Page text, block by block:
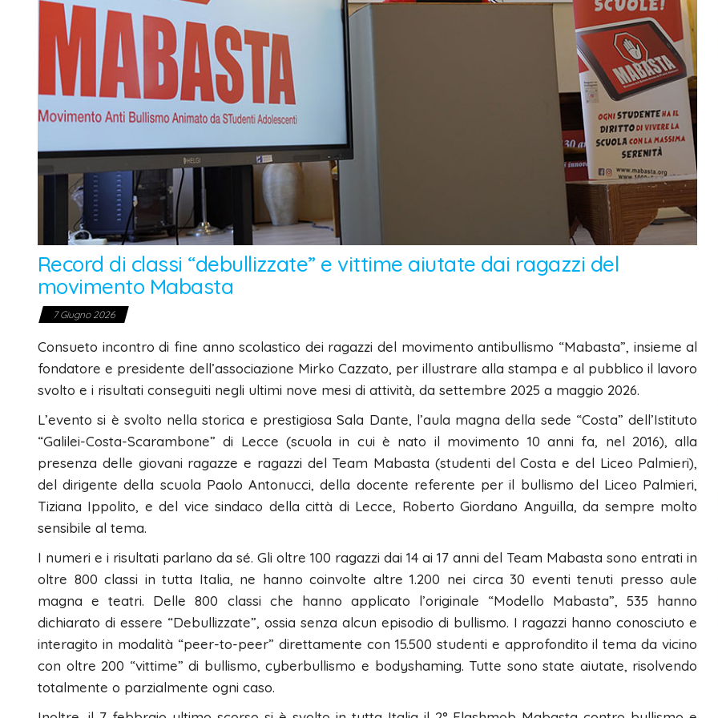
Record di classi “debullizzate” e vittime aiutate dai ragazzi del
movimento Mabasta
7 Giugno 2026
Consueto incontro di fine anno scolastico dei ragazzi del movimento antibullismo “Mabasta”, insieme al
fondatore e presidente dell’associazione Mirko Cazzato, per illustrare alla stampa e al pubblico il lavoro
svolto e i risultati conseguiti negli ultimi nove mesi di attività, da settembre 2025 a maggio 2026.
L’evento si è svolto nella storica e prestigiosa Sala Dante, l’aula magna della sede “Costa” dell’Istituto
“Galilei-Costa-Scarambone” di Lecce (scuola in cui è nato il movimento 10 anni fa, nel 2016), alla
presenza delle giovani ragazze e ragazzi del Team Mabasta (studenti del Costa e del Liceo Palmieri),
del dirigente della scuola Paolo Antonucci, della docente referente per il bullismo del Liceo Palmieri,
Tiziana Ippolito, e del vice sindaco della città di Lecce, Roberto Giordano Anguilla, da sempre molto
sensibile al tema.
I numeri e i risultati parlano da sé. Gli oltre 100 ragazzi dai 14 ai 17 anni del Team Mabasta sono entrati in
oltre 800 classi in tutta Italia, ne hanno coinvolte altre 1.200 nei circa 30 eventi tenuti presso aule
magna e teatri. Delle 800 classi che hanno applicato l’originale “Modello Mabasta”, 535 hanno
dichiarato di essere “Debullizzate”, ossia senza alcun episodio di bullismo. I ragazzi hanno conosciuto e
interagito in modalità “peer-to-peer” direttamente con 15.500 studenti e approfondito il tema da vicino
con oltre 200 “vittime” di bullismo, cyberbullismo e bodyshaming. Tutte sono state aiutate, risolvendo
totalmente o parzialmente ogni caso.